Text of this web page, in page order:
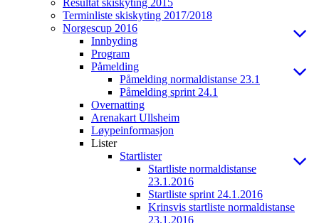
Resultat skiskyting 2015
Terminliste skiskyting 2017/2018
Norgescup 2016
Innbyding
Program
Påmelding
Påmelding normaldistanse 23.1
Påmelding sprint 24.1
Overnatting
Arenakart Ullsheim
Løypeinformasjon
Lister
Startlister
Startliste normaldistanse
23.1.2016
Startliste sprint 24.1.2016
Krinsvis startliste normaldistanse
23.1.2016